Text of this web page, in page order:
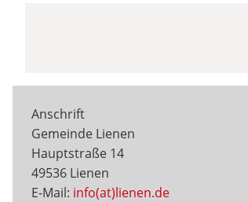
Anschrift
Gemeinde Lienen
Hauptstraße 14
49536 Lienen
E-Mail: info(at)lienen.de